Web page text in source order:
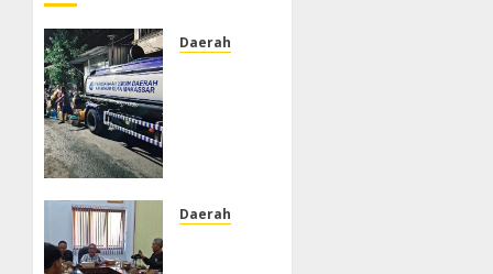
Daerah
Tengku
Daerah